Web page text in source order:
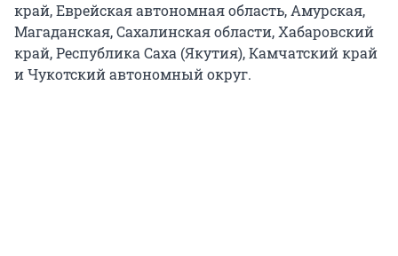
край, Еврейская автономная область, Амурская,
Магаданская, Сахалинская области, Хабаровский
край, Республика Саха (Якутия), Камчатский край
и Чукотский автономный округ.